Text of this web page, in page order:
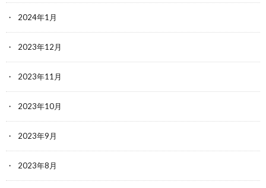
2024年1月
2023年12月
2023年11月
2023年10月
2023年9月
2023年8月